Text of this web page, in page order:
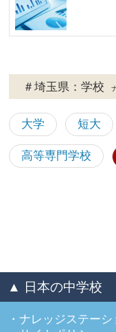
＃埼玉県：学校
大学 短大
高等専門学校
▲ 日本の中学校
ナレッジステーシ